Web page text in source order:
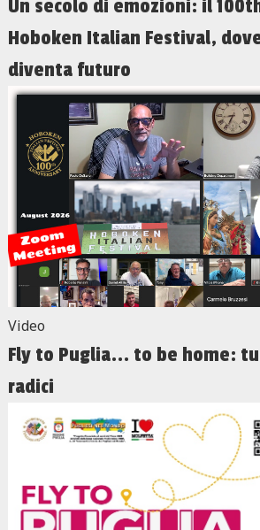
Un secolo di emozioni: il
Hoboken Italian Festival,
diventa futuro
Video
Fly to Puglia... to be home:
radici